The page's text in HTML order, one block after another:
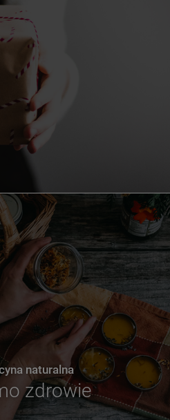
naturalna
zdrowie